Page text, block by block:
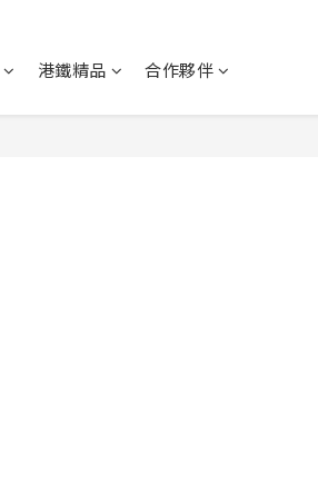
港鐵精品 合作夥伴